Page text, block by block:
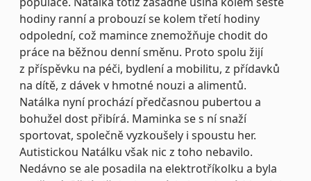
hodiny ranní a probouzí se kolem třetí hodiny
odpolední, což mamince znemožňuje chodit do
práce na běžnou denní směnu. Proto spolu žijí
z příspěvku na péči, bydlení a mobilitu, z přídavků
na dítě, z dávek v hmotné nouzi a alimentů.
Natálka nyní prochází předčasnou pubertou a
bohužel dost přibírá. Maminka se s ní snaží
sportovat, společně vyzkoušely i spoustu her.
Autistickou Natálku však nic z toho nebavilo.
Nedávno se ale posadila na elektrotříkolku a byla